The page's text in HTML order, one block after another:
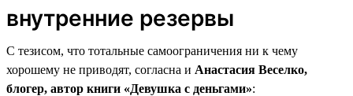
внутренние резервы
С тезисом, что тотальные самоограничения ни к чему
хорошему не приводят, согласна и Анастасия Веселко,
блогер, автор книги «Девушка с деньгами»: